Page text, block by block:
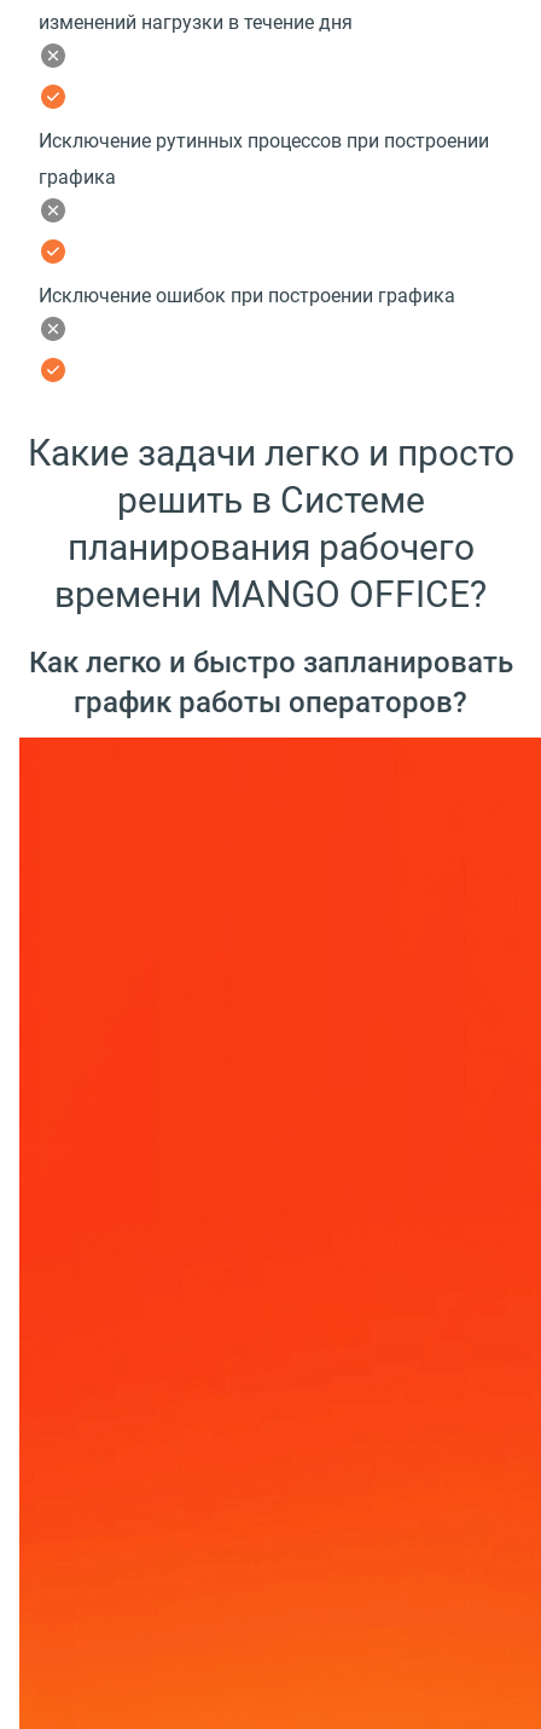
изменений нагрузки в течение дня
Исключение рутинных процессов при построении
графика
Исключение ошибок при построении графика
Какие задачи легко и просто
решить в Системе
планирования рабочего
времени MANGO OFFICE?
Как легко и быстро запланировать
график работы операторов?